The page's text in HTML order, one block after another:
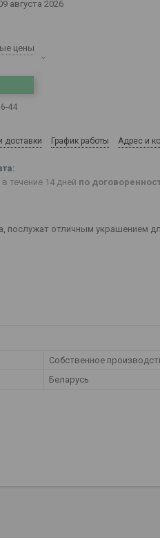
августа 2026
цены
44
доставки График работы Адрес и
течение 14 дней по
послужат отличным украшением
Собственное
Беларусь